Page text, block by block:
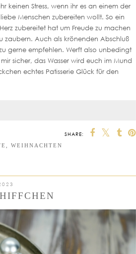
keinen Stress, wenn ihr es an einem der
Menschen zubereiten wollt. So ein
zubereitet hat um Freude zu machen
zaubern. Auch als krönenden Abschluß
gerne empfehlen. Werft also unbedingt
sicher, das Wasser wird euch im Mund
echtes Patisserie Glück für den
SHARE:
WEIHNACHTEN